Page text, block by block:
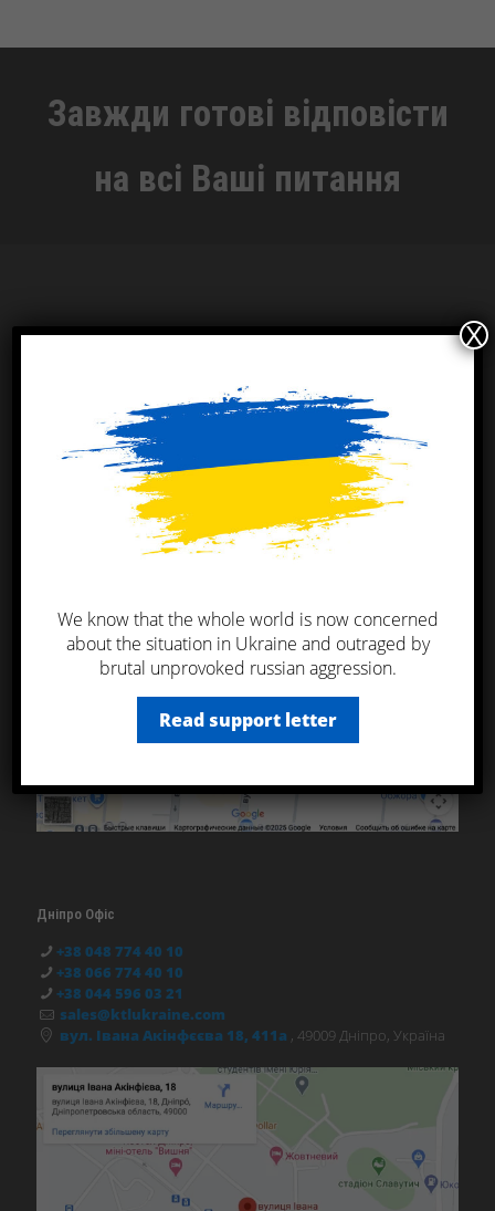
Завжди готові відповісти
на всі Ваші питання
+38 066 774 40 10
+38 044 596 03 21
sales@ktlukraine.com
вул. Італійська, 56а
, 65048, Одеса Україна
Дніпро Офіс
+38 048 774 40 10
+38 066 774 40 10
+38 044 596 03 21
sales@ktlukraine.com
вул. Івана Акінфєєва 18, 411а , 49009 Дніпро, Україна
We know that the whole world is now concerned
about the situation in Ukraine and outraged by
brutal unprovoked russian aggression.
Read support letter
X